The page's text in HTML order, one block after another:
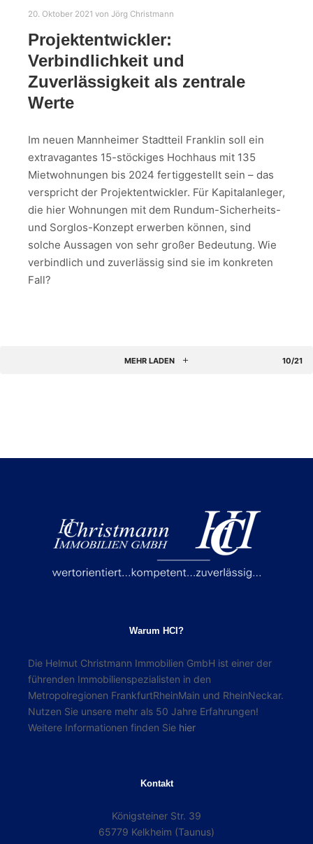
20. Oktober 2021 von Jörg Christmann
Projektentwickler:
Verbindlichkeit und
Zuverlässigkeit als zentrale
Werte
Im neuen Mannheimer Stadtteil Franklin soll ein
extravagantes 15-stöckiges Hochhaus mit 135
Mietwohnungen bis 2024 fertiggestellt sein – das
verspricht der Projektentwickler. Für Kapitalanleger,
die hier Wohnungen mit dem Rundum-Sicherheits-
und Sorglos-Konzept erwerben können, sind
solche Aussagen von sehr großer Bedeutung. Wie
verbindlich und zuverlässig sind sie im konkreten
Fall?
MEHR LADEN 10/21
Warum HCI?
Die Helmut Christmann Immobilien GmbH ist einer der
führenden Immobilienspezialisten in den
Metropolregionen FrankfurtRheinMain und RheinNeckar.
Nutzen Sie unsere mehr als 50 Jahre Erfahrungen!
Weitere Informationen finden Sie hier
Kontakt
Königsteiner Str. 39
65779 Kelkheim (Taunus)